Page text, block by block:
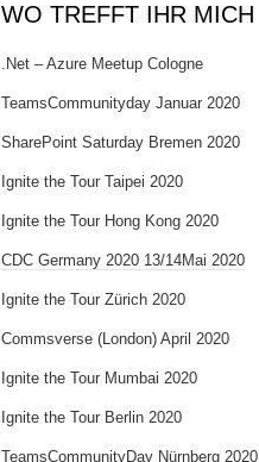
WO TREFFT IHR MICH
.Net – Azure Meetup Cologne
TeamsCommunityday Januar 2020
SharePoint Saturday Bremen 2020
Ignite the Tour Taipei 2020
Ignite the Tour Hong Kong 2020
CDC Germany 2020 13/14Mai 2020
Ignite the Tour Zürich 2020
Commsverse (London) April 2020
Ignite the Tour Mumbai 2020
Ignite the Tour Berlin 2020
TeamsCommunityDay Nürnberg 2020